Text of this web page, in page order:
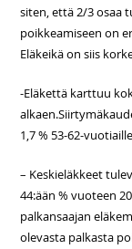
siten, että 2/3 osaa
poikkeamiseen on
Eläkeikä on siis
-Eläkettä karttuu
1,7 % 53-62-
– Keskieläkkeet
44:ään % vuoteen
palkansaajan
olevasta palkasta